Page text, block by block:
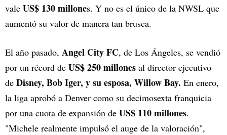
vale US$ 130 millones. Y no es el único de la NWSL que
aumentó su valor de manera tan brusca.
El año pasado, Angel City FC, de Los Ángeles, se vendió
por un récord de US$ 250 millones al director ejecutivo
de Disney, Bob Iger, y su esposa, Willow Bay. En enero,
la liga aprobó a Denver como su decimosexta franquicia
por una cuota de expansión de US$ 110 millones.
"Michele realmente impulsó el auge de la valoración",